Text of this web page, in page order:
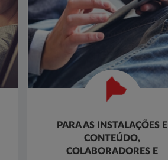
PARA AS INSTALAÇÕES E
CONTEÚDO,
COLABORADORES E